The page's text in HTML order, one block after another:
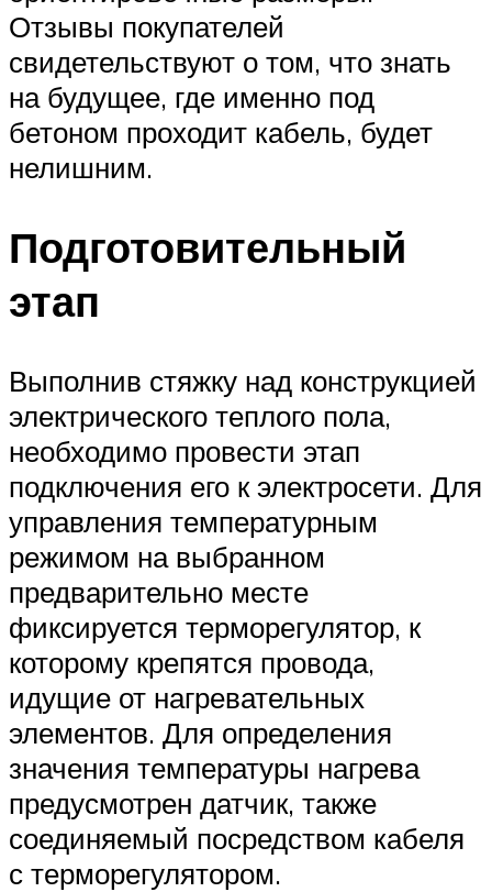
Отзывы покупателей
свидетельствуют о том, что знать
на будущее, где именно под
бетоном проходит кабель, будет
нелишним.
Подготовительный
этап
Выполнив стяжку над конструкцией
электрического теплого пола,
необходимо провести этап
подключения его к электросети. Для
управления температурным
режимом на выбранном
предварительно месте
фиксируется терморегулятор, к
которому крепятся провода,
идущие от нагревательных
элементов. Для определения
значения температуры нагрева
предусмотрен датчик, также
соединяемый посредством кабеля
с терморегулятором.